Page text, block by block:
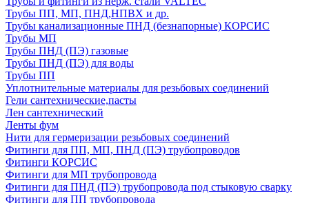
Трубы ПП, МП, ПНД,НПВХ и др.
Трубы канализационные ПНД (безнапорные) КОРСИС
Трубы МП
Трубы ПНД (ПЭ) газовые
Трубы ПНД (ПЭ) для воды
Трубы ПП
Уплотнительные материалы для резьбовых соединений
Гели сантехнические,пасты
Лен сантехнический
Ленты фум
Нити для гермеризации резьбовых соединений
Фитинги для ПП, МП, ПНД (ПЭ) трубопроводов
Фитинги КОРСИС
Фитинги для МП трубопровода
Фитинги для ПНД (ПЭ) трубопровода под стыковую сварку
Фитинги для ПП трубопровода